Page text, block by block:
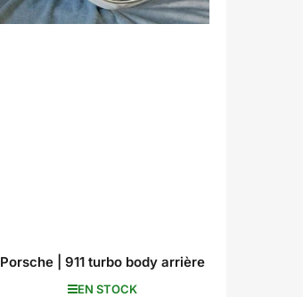
Porsche | 911 turbo body arrière
EN STOCK